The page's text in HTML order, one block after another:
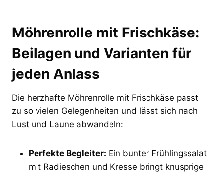
Möhrenrolle mit Frischkäse:
Beilagen und Varianten für
jeden Anlass
Die herzhafte Möhrenrolle mit Frischkäse passt
zu so vielen Gelegenheiten und lässt sich nach
Lust und Laune abwandeln:
Perfekte Begleiter: Ein bunter Frühlingssalat
mit Radieschen und Kresse bringt knusprige